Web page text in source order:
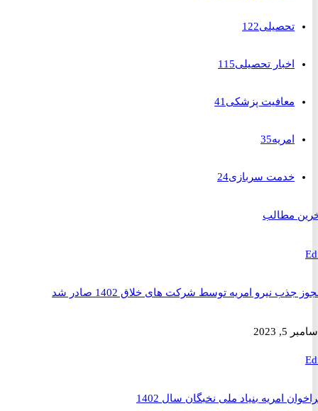
تحصیلی122
اخبار تحصیلی115
معافیت پزشکی41
امریه 35
خدمت سربازی 24
مطالب
نیرو امریه توسط شرکت های خلاق 1402 صادر شد
امریه بنیاد ملی نخبگان سال 1402